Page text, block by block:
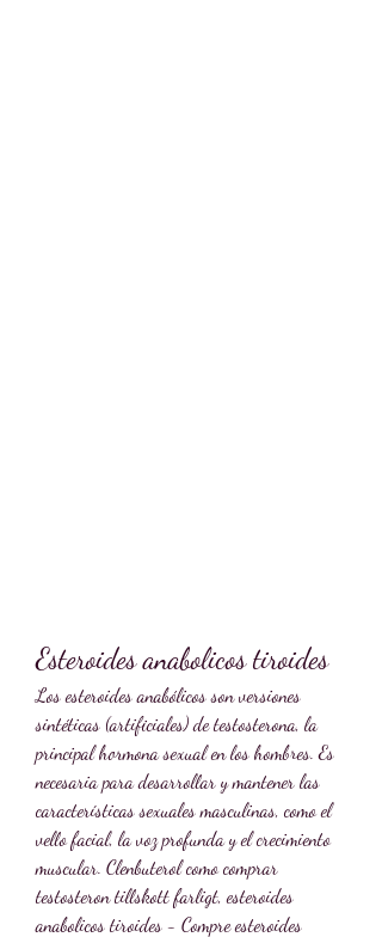
Esteroides anabolicos tiroides
Los esteroides anabólicos son versiones
sintéticas (artificiales) de testosterona, la
principal hormona sexual en los hombres. Es
necesaria para desarrollar y mantener las
características sexuales masculinas, como el
vello facial, la voz profunda y el crecimiento
muscular. Clenbuterol como comprar
testosteron tillskott farligt, esteroides
anabolicos tiroides - Compre esteroides